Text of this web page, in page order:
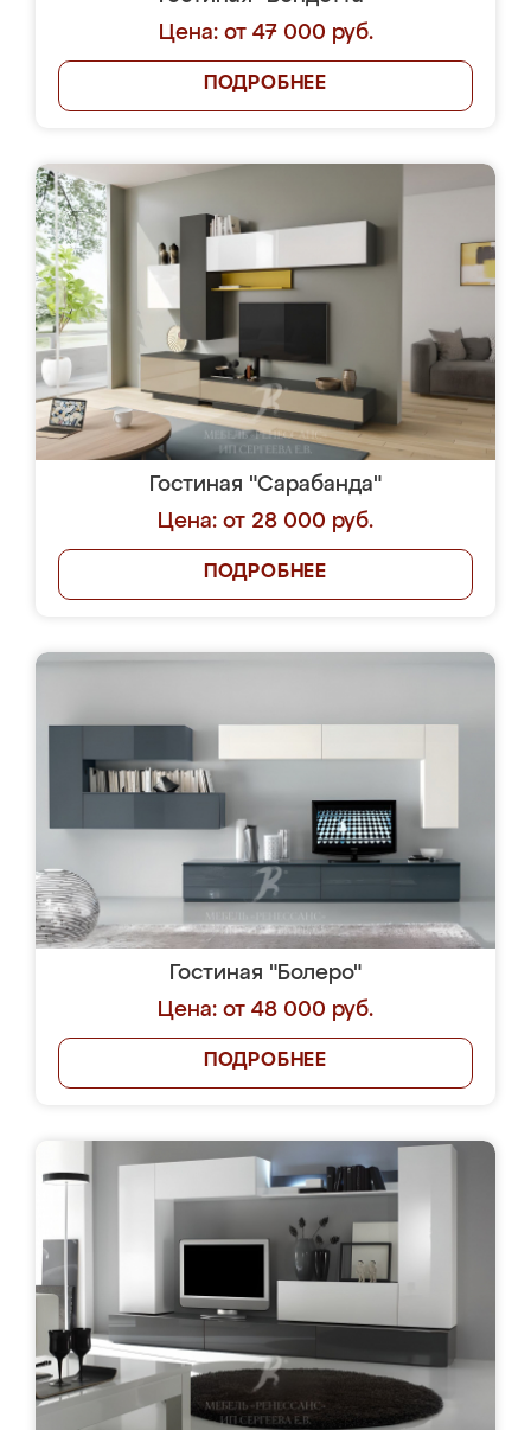
Цена: от 47 000 руб.
ПОДРОБНЕЕ
Гостиная "Сарабанда"
Цена: от 28 000 руб.
ПОДРОБНЕЕ
Гостиная "Болеро"
Цена: от 48 000 руб.
ПОДРОБНЕЕ